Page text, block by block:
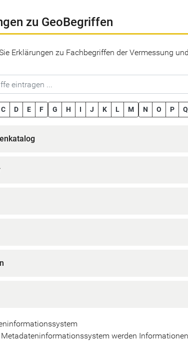
zu GeoBegriffen
Erklärungen zu Fachbegriffen der Vermessung
C D E F G H I J K L M N O P Q
Metadateninformationssystem werden